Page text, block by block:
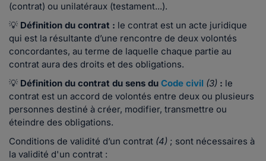
(contrat) ou unilatéraux (testament...).
💡 Définition du contrat : le contrat est un acte juridique
qui est la résultante d’une rencontre de deux volontés
concordantes, au terme de laquelle chaque partie au
contrat aura des droits et des obligations.
💡 Définition du contrat du sens du Code civil (3) : le
contrat est un accord de volontés entre deux ou plusieurs
personnes destiné à créer, modifier, transmettre ou
éteindre des obligations.
Conditions de validité d’un contrat (4) ; sont nécessaires à
la validité d'un contrat :